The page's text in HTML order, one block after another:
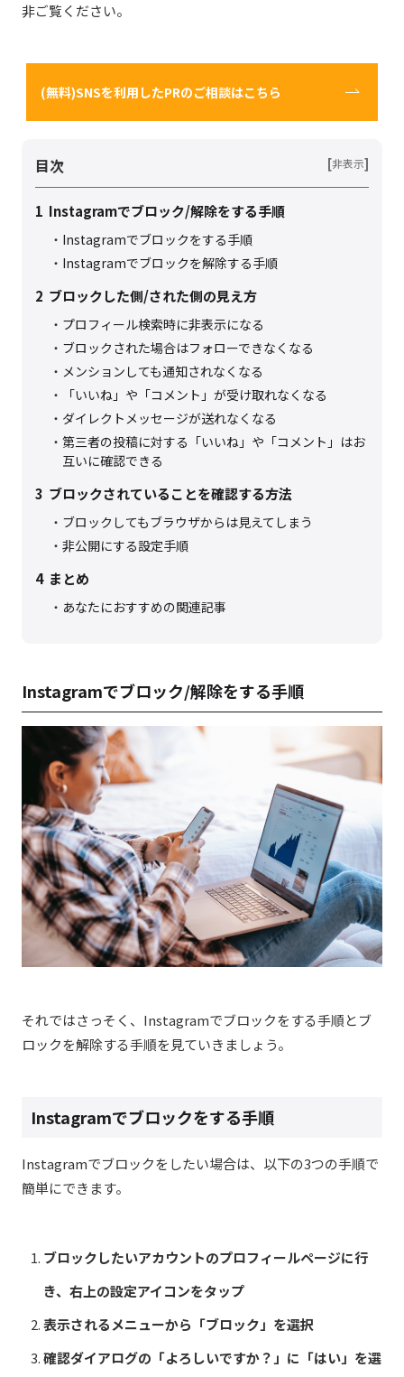
非ご覧ください。
(無料)SNSを利用したPRのご相談はこちら
目次 [非表示]
1 Instagramでブロック/解除をする手順
Instagramでブロックをする手順
Instagramでブロックを解除する手順
2 ブロックした側/された側の見え方
プロフィール検索時に非表示になる
ブロックされた場合はフォローできなくなる
メンションしても通知されなくなる
「いいね」や「コメント」が受け取れなくなる
ダイレクトメッセージが送れなくなる
第三者の投稿に対する「いいね」や「コメント」はお
互いに確認できる
3 ブロックされていることを確認する方法
ブロックしてもブラウザからは見えてしまう
非公開にする設定手順
4 まとめ
あなたにおすすめの関連記事
Instagramでブロック/解除をする手順
それではさっそく、Instagramでブロックをする手順とブ
ロックを解除する手順を見ていきましょう。
Instagramでブロックをする手順
Instagramでブロックをしたい場合は、以下の3つの手順で
簡単にできます。
ブロックしたいアカウントのプロフィールページに行
き、右上の設定アイコンをタップ
表示されるメニューから「ブロック」を選択
確認ダイアログの「よろしいですか？」に「はい」を選